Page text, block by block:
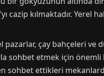
cazip kılmaktadır.
pazarlar, çay bahçeleri
sohbet etmek için
sohbet ettikleri